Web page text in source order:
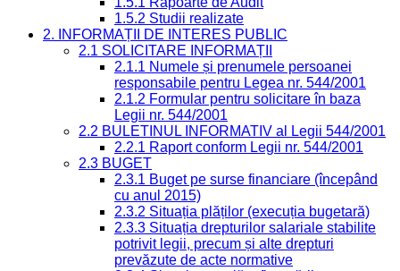
1.5.2 Studii realizate
2. INFORMAȚII DE INTERES PUBLIC
2.1 SOLICITARE INFORMAȚII
2.1.1 Numele și prenumele persoanei
responsabile pentru Legea nr. 544/2001
2.1.2 Formular pentru solicitare în baza
Legii nr. 544/2001
2.2 BULETINUL INFORMATIV al Legii 544/2001
2.2.1 Raport conform Legii nr. 544/2001
2.3 BUGET
2.3.1 Buget pe surse financiare (începând
cu anul 2015)
2.3.2 Situația plăților (execuția bugetară)
2.3.3 Situația drepturilor salariale stabilite
potrivit legii, precum și alte drepturi
prevăzute de acte normative